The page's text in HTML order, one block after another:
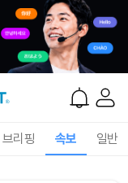
브리핑 속보 일반
₩92,402,779(+0.39%)